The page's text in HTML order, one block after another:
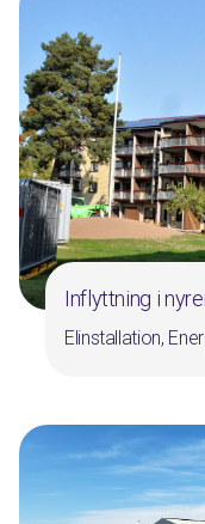
Inflyttning i
Elinstallation,